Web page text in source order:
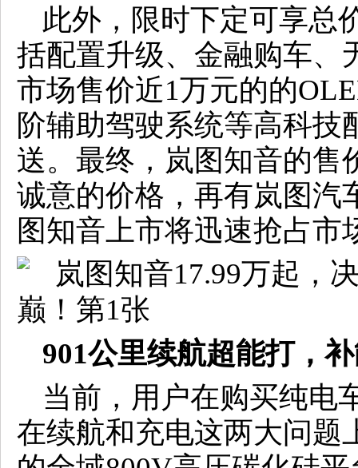
此外，限时下定可享总
括配置升级、金融购车、
市场售价近1万元的的
阶辅助驾驶系统等高科技
送。最终，岚图知音的售
诚意的价格，再有岚图汽
图知音上市将迅速抢占市
901公里续航超能打，
当前，用户在购买纯电
在续航和充电这两大问题